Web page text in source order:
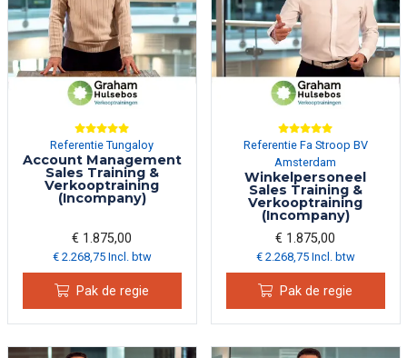
Referentie Tungaloy
Account Management
Sales Training &
Verkooptraining
(Incompany)
€ 1.875,00
€ 2.268,75 Incl. btw
Pak de regie
Referentie Fa Stroop BV
Amsterdam
Winkelpersoneel
Sales Training &
Verkooptraining
(Incompany)
€ 1.875,00
€ 2.268,75 Incl. btw
Pak de regie